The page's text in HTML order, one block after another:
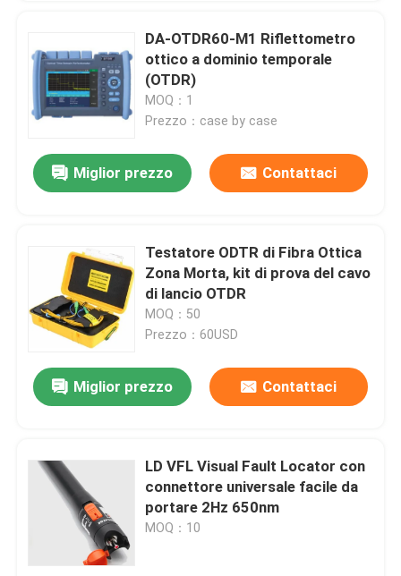
Casa
Video
Circa noi
DA-OTDR60-M1 Riflettometro
ottico a dominio temporale
(OTDR)
MOQ：1
Prezzo：case by case
Miglior prezzo Contattaci
Testatore ODTR di Fibra Ottica
Zona Morta, kit di prova del cavo
di lancio OTDR
MOQ：50
Prezzo：60USD
Miglior prezzo Contattaci
LD VFL Visual Fault Locator con
connettore universale facile da
portare 2Hz 650nm
MOQ：10